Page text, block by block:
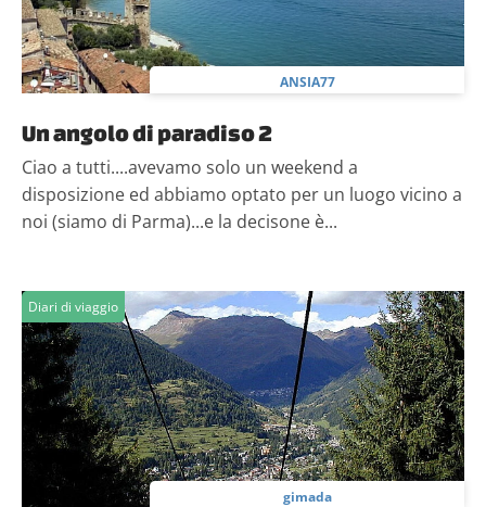
ANSIA77
Un angolo di paradiso 2
Ciao a tutti....avevamo solo un weekend a
disposizione ed abbiamo optato per un luogo vicino a
noi (siamo di Parma)...e la decisone è...
Diari di viaggio
gimada